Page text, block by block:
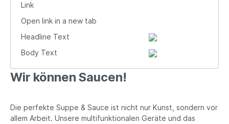
Link
Open link in a new tab
Headline Text
Body Text
Wir können Saucen!
Die perfekte Suppe & Sauce ist nicht nur Kunst, sondern vor
allem Arbeit. Unsere multifunktionalen Geräte und das